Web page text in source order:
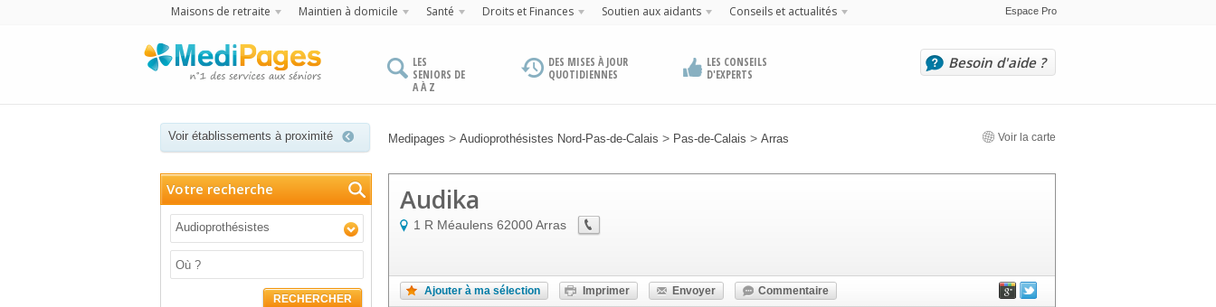
Maisons de retraite Maintien à domicile Santé Droits et Finances Soutien aux aidants Conseils et actualités Espace Pro
LES
SENIORS DE
A À Z
DES MISES À JOUR
QUOTIDIENNES
LES CONSEILS
D'EXPERTS
Besoin d'aide ?
Voir établissements à proximité Medipages > Audioprothésistes Nord-Pas-de-Calais > Pas-de-Calais > Arras Voir la carte
Votre recherche
Audioprothésistes
RECHERCHER
Audika
1 R Méaulens 62000Arras
Ajouter à ma sélection Imprimer Envoyer Commentaire